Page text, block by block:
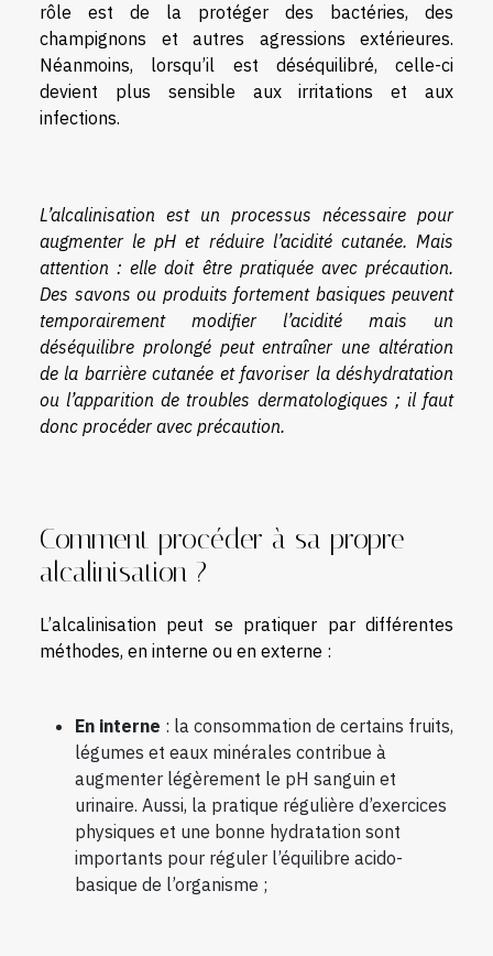
rôle est de la protéger des bactéries, des
champignons et autres agressions extérieures.
Néanmoins, lorsqu’il est déséquilibré, celle-ci
devient plus sensible aux irritations et aux
infections.
L’alcalinisation est un processus nécessaire pour
augmenter le pH et réduire l’acidité cutanée. Mais
attention : elle doit être pratiquée avec précaution.
Des savons ou produits fortement basiques peuvent
temporairement modifier l’acidité mais un
déséquilibre prolongé peut entraîner une altération
de la barrière cutanée et favoriser la déshydratation
ou l’apparition de troubles dermatologiques ; il faut
donc procéder avec précaution.
Comment procéder à sa propre
alcalinisation ?
L’alcalinisation peut se pratiquer par différentes
méthodes, en interne ou en externe :
En interne : la consommation de certains fruits,
légumes et eaux minérales contribue à
augmenter légèrement le pH sanguin et
urinaire. Aussi, la pratique régulière d’exercices
physiques et une bonne hydratation sont
importants pour réguler l’équilibre acido-
basique de l’organisme ;